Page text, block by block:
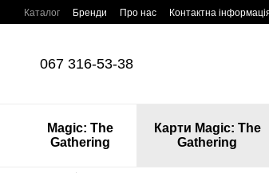
Перейти до основного контенту
Каталог Бренди Про нас Контактна
067 316-53-38
Magic: The
Gathering
Карти Magic: The
Gathering